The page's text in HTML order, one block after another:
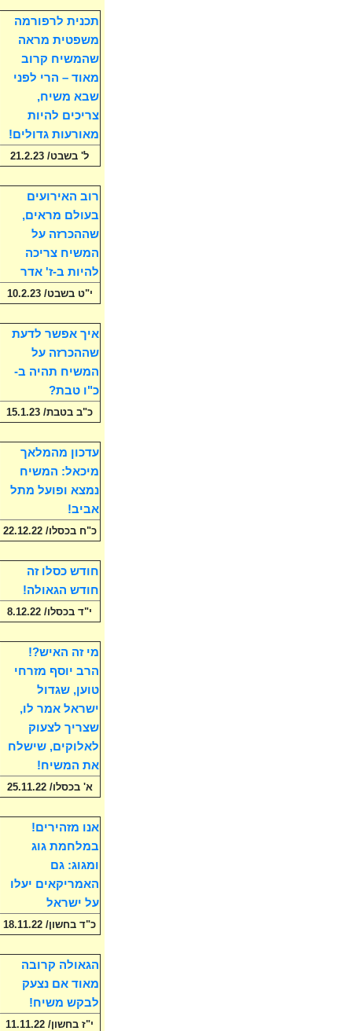
תכנית לרפורמה
משפטית מראה
שהמשיח קרוב
מאוד – הרי לפני
שבא משיח,
צריכים להיות
מאורעות גדולים!
ל' בשבט/ 21.2.23
רוב האירועים
בעולם מראים,
שההכרזה על
המשיח צריכה
להיות ב-ז' אדר
י"ט בשבט/ 10.2.23
איך אפשר לדעת
שההכרזה על
המשיח תהיה ב-
כ"ו טבת?
כ"ב בטבת/ 15.1.23
עדכון מהמלאך
מיכאל: המשיח
נמצא ופועל מתל
אביב!
כ"ח בכסלו/ 22.12.22
חודש כסלו זה
חודש הגאולה!
י"ד בכסלו/ 8.12.22
מי זה האיש?!
הרב יוסף מזרחי
טוען, שגדול
ישראל אמר לו,
שצריך לצעוק
לאלוקים, שישלח
את המשיח!
א' בכסלו/ 25.11.22
אנו מזהירים!
במלחמת גוג
ומגוג: גם
האמריקאים יעלו
על ישראל
כ"ד בחשון/ 18.11.22
הגאולה קרובה
מאוד אם נצעק
לבקש משיח!
י"ז בחשון/ 11.11.22